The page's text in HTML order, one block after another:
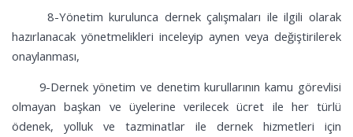
8-Yönetim kurulunca dernek çalışmaları ile ilgili olarak
hazırlanacak yönetmelikleri inceleyip aynen veya değiştirilerek
onaylanması,
9-Dernek yönetim ve denetim kurullarının kamu görevlisi
olmayan başkan ve üyelerine verilecek ücret ile her türlü
ödenek, yolluk ve tazminatlar ile dernek hizmetleri için